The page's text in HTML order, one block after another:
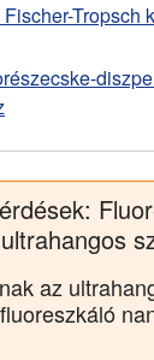
Tropsch
az